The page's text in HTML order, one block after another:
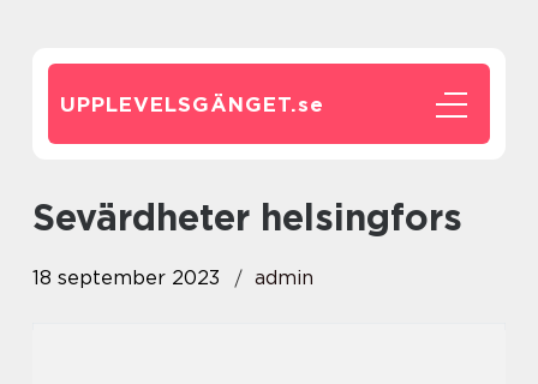
UPPLEVELSGÄNGET.se
sevärdheter helsingfors
18 september 2023 admin